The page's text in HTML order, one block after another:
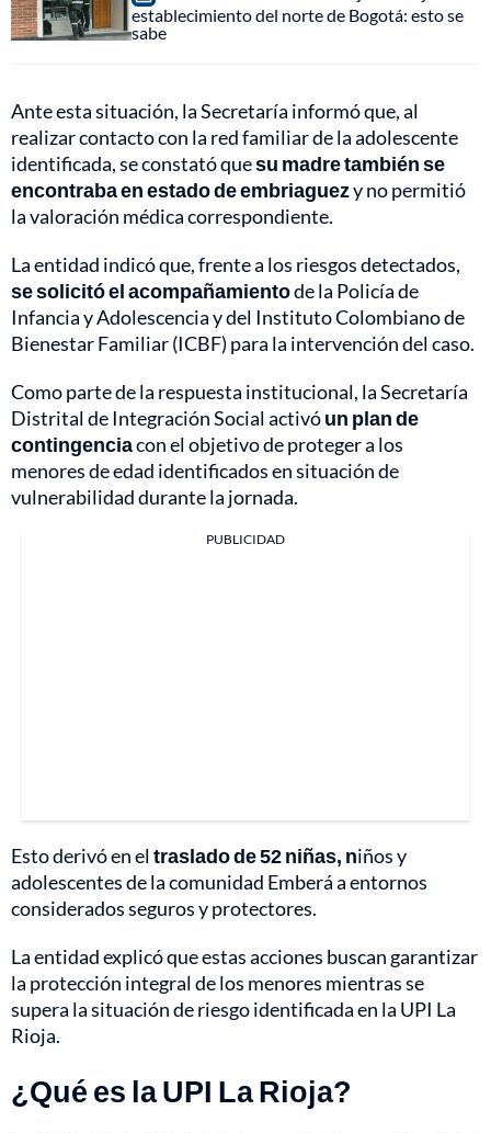
establecimiento del norte de Bogotá: esto se
sabe
Ante esta situación, la Secretaría informó que, al
realizar contacto con la red familiar de la adolescente
identificada, se constató quesu madre también se
encontraba en estado de embriaguezy no permitió
la valoración médica correspondiente.
La entidad indicó que, frente a los riesgos detectados,
se solicitó el acompañamientode la Policía de
Infancia y Adolescencia y del Instituto Colombiano de
Bienestar Familiar (ICBF) para la intervención del caso.
Como parte de la respuesta institucional, la Secretaría
Distrital de Integración Social activóun plan de
contingenciacon el objetivo de proteger a los
menores de edad identificados en situación de
vulnerabilidad durante la jornada.
PUBLICIDAD
Esto derivó en eltraslado de 52 niñas, niños y
adolescentes de la comunidad Emberá a entornos
considerados seguros y protectores.
La entidad explicó que estas acciones buscan garantizar
la protección integral de los menores mientras se
supera la situación de riesgo identificada en la UPI La
Rioja.
¿Qué es la UPI La Rioja?